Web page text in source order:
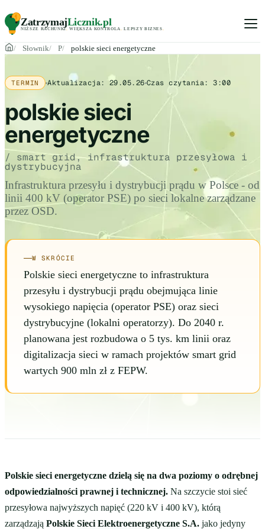
ZatrzymajLicznik.pl
NIŻSZE RACHUNKI. WIĘKSZA KONTROLA LEPSZY BIZNES
Słownik P polskie sieci energetyczne
TERMIN Aktualizacja:29.05.26 Czas czytania:3:00
polskie sieci
energetyczne
/ smart grid, infrastruktura przesyłowa i
dystrybucyjna
Infrastruktura przesyłu i dystrybucji prądu w Polsce - od
linii 400 kV (operator PSE) po sieci lokalne zarządzane
przez OSD.
W SKRÓCIE
Polskie sieci energetyczne to infrastruktura
przesyłu i dystrybucji prądu obejmująca linie
wysokiego napięcia (operator PSE) oraz sieci
dystrybucyjne (lokalni operatorzy). Do 2040 r.
planowana jest rozbudowa o 5 tys. km linii oraz
digitalizacja sieci w ramach projektów smart grid
wartych 900 mln zł z FEPW.
Polskie sieci energetyczne dzielą się na dwa poziomy o odrębnej
odpowiedzialności prawnej i technicznej. Na szczycie stoi sieć
przesyłowa najwyższych napięć (220 kV i 400 kV), którą
zarządzają Polskie Sieci Elektroenergetyczne S.A. jako jedyny